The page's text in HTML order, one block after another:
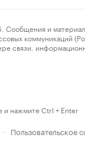
и материалы
коммуникаций
связи,
и нажмите Ctrl + Enter
· Пользовательское